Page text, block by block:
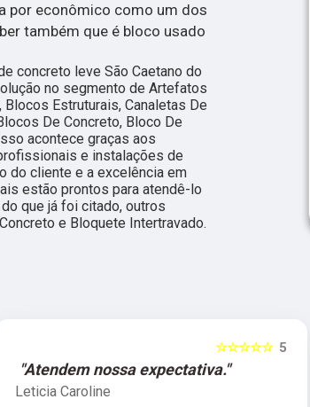
por econômico como um dos
também que é bloco usado
concreto leve São Caetano do
no segmento de Artefatos
Estruturais, Canaletas De
De Concreto, Bloco De
acontece graças aos
e instalações de
do cliente e a excelência em
estão prontos para atendê-lo
que já foi citado, outros
e Bloquete Intertravado.
5
☆☆☆☆☆
"Atendem nossa expectativa."
Leticia Caroline